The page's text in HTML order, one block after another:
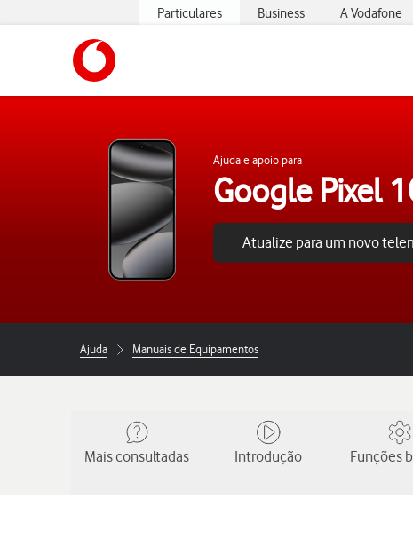
Particulares Business A Vodafone
Ajuda e apoio para
Google Pixel
Atualize para um novo
Ajuda Manuais de Equipamentos
Mais consultadas Introdução Funções